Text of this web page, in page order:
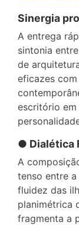
Sinergia
A entrega
sintonia
de
eficazes
escritório
● Dialética
A
tenso entre
fluidez das
planimétrica
fragmenta a